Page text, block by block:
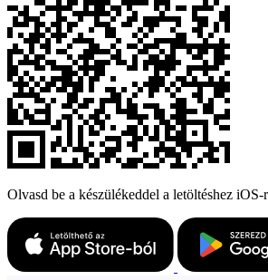
Olvasd be a készülékeddel a letöltéshez